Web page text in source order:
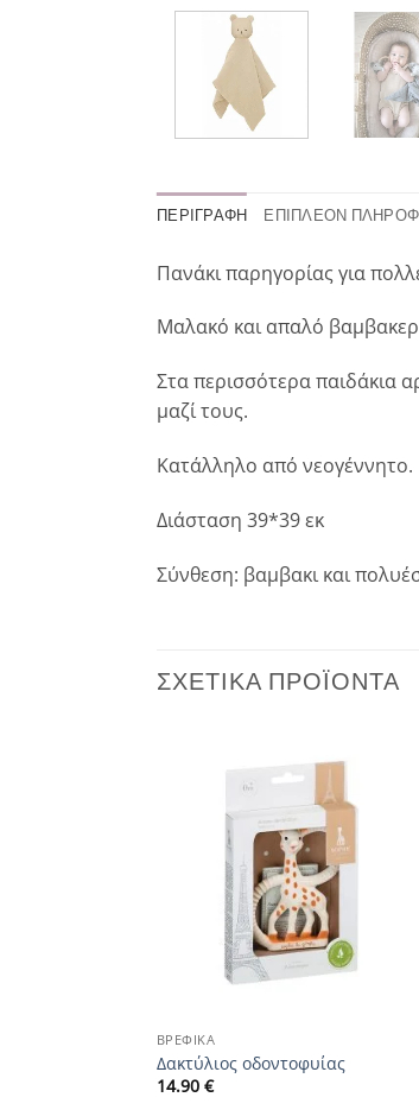
ΠΕΡΙΓΡΑΦΉ ΕΠΙΠΛΈΟΝ
Πανάκι παρηγορίας για
Μαλακό και απαλό
Στα περισσότερα παιδάκια
μαζί τους.
Κατάλληλο από νεογέννητο.
Διάσταση 39*39 εκ
Σύνθεση: βαμβακι και
ΣΧΕΤΙΚΆ ΠΡΟΪΌΝΤΑ
ΒΡΕΦΙΚΆ
Δακτύλιος οδοντοφυίας
14.90 €